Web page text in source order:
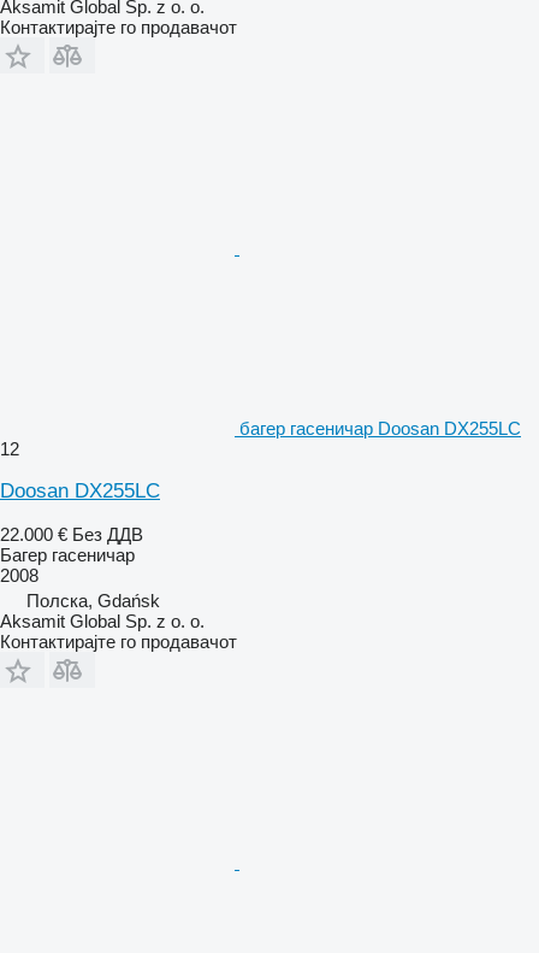
Aksamit Global Sp. z o. o.
Контактирајте го продавачот
багер гасеничар Doosan DX255LC
12
Doosan DX255LC
22.000 € Без ДДВ
Багер гасеничар
2008
Полска, Gdańsk
Aksamit Global Sp. z o. o.
Контактирајте го продавачот